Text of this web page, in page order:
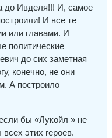
до Ивделя!!! И, самое
И все те
или главами. И
политические
до сих заметная
конечно, не они
А построило
бы «Лукойл » не
этих героев.